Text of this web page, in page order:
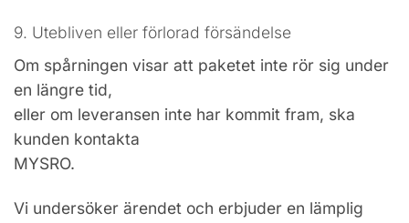
9. Utebliven eller förlorad försändelse
Om spårningen visar att paketet inte rör sig under
en längre tid,
eller om leveransen inte har kommit fram, ska
kunden kontakta
MYSRO.
Vi undersöker ärendet och erbjuder en lämplig